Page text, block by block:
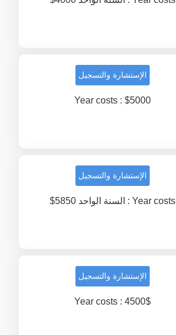
الإستشارة والتسجيل
Year costs : $5000
الإستشارة والتسجيل
Year costs : السنة الواحد 5850$
الإستشارة والتسجيل
Year costs : 4500$